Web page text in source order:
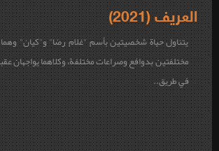
العريف (2021)
يتناول حياة شخصيتين بأسم "غلام رضا" و"كيان"
مختلفتين بدوافع وصراعات مختلفة، وكلاهما يواجهان
في طريق..